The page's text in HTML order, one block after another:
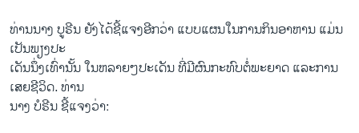
ທ່ານນາງ ບູຣີນ ຍັງໄດ້ຊີ້ແຈງອີກວ່າ ແບບແຜນໃນການກິນອາຫານ ແມ່ນ
ເປັນພຽງປະ
ເດັນນຶ່ງເທົ່ານັ້ນ ໃນຫລາຍໆປະເດັນ ທີ່ມີຜົນກະທົບຕໍ່ພະຍາດ ແລະການ
ເສຍຊີວິດ. ທ່ານ
ນາງ ບໍຣີນ ຊີ້ແຈງວ່າ: